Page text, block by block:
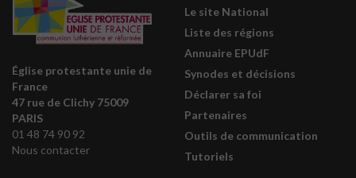
Église protestante unie de
France
47 rue de Clichy 75009
PARIS
01 48 74 90 92
Nous contacter
Le site National
Liste des régions
Annuaire EPUdF
Synodes et décisions
Déclarer sa foi
Partenaires
Outils de communication
Tutoriels